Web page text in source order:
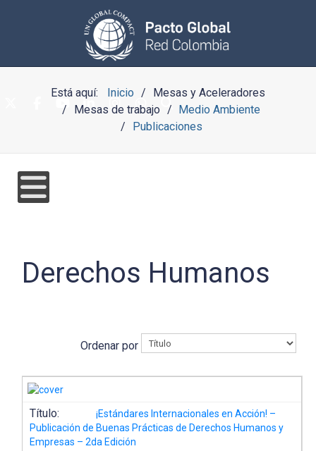
Está aquí: Inicio
Mesas y Aceleradores
Mesas de trabajo
Medio Ambiente
Publicaciones
Derechos Humanos
Ordenar por
Título:
¡Estándares Internacionales en Acción! –
Publicación de Buenas Prácticas de Derechos Humanos y
Empresas – 2da Edición